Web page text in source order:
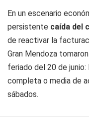
En un escenario
persistente caída del
de reactivar la
Gran Mendoza
feriado del 20 de
completa o media de
sábados.